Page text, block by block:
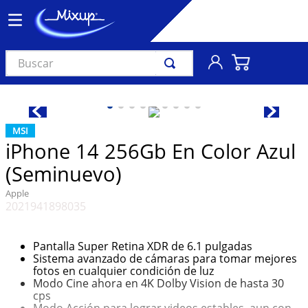
Buscar
MSI
iPhone 14 256Gb En Color Azul
(Seminuevo)
Apple
2021941898035
Pantalla Super Retina XDR de 6.1 pulgadas
Sistema avanzado de cámaras para tomar mejores
fotos en cualquier condición de luz
Modo Cine ahora en 4K Dolby Vision de hasta 30
cps
3.
audífonos
4 .
madonna
5.
ariana grande
7.
importados
8.
manga
9. bocinas